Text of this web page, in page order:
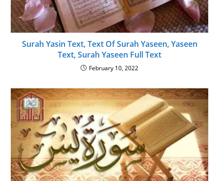
Surah Yasin Text, Text Of Surah Yaseen, Yaseen
Text, Surah Yaseen Full Text
February 10, 2022